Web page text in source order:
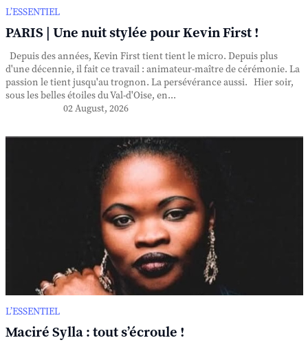
L’ESSENTIEL
PARIS | Une nuit stylée pour Kevin First !
Depuis des années, Kevin First tient tient le micro. Depuis plus
d'une décennie, il fait ce travail : animateur-maître de cérémonie. La
passion le tient jusqu'au trognon. La persévérance aussi. Hier soir,
sous les belles étoiles du Val-d'Oise, en...
02 August, 2026
L’ESSENTIEL
Maciré Sylla : tout s’écroule !